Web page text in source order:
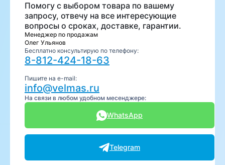
Помогу с выбором товара по вашему
запросу, отвечу на все интересующие
вопросы о сроках, доставке, гарантии.
Менеджер по продажам
Олег Ульянов
Бесплатно консультирую по телефону:
8-812-424-18-63
Пишите на e-mail:
info@velmas.ru
На связи в любом удобном месенджере:
WhatsApp
Telegram